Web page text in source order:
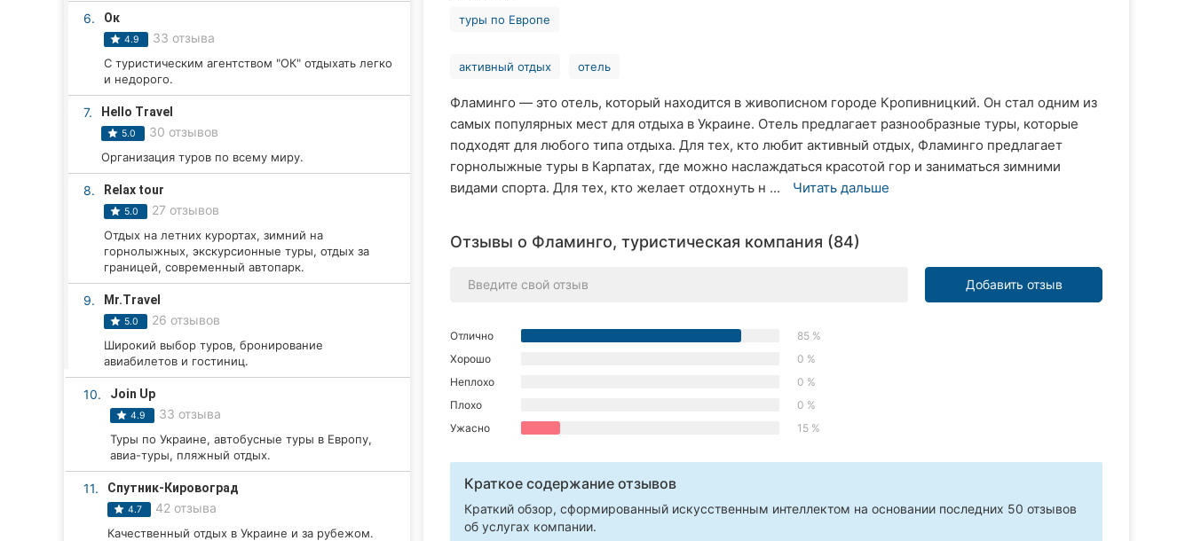
Запорожье
Николаев
Черновцы
6. Ок
4.9 33 отзыва
С туристическим агентством "ОК" отдыхать легко
и недорого.
7. Hello Travel
5.0 30 отзывов
Организация туров по всему миру.
8. Relax tour
5.0 27 отзывов
Отдых на летних курортах, зимний на
горнолыжных, экскурсионные туры, отдых за
границей, современный автопарк.
9. Mr.Travel
5.0 26 отзывов
Широкий выбор туров, бронирование
авиабилетов и гостиниц.
10. Join Up
4.9 33 отзыва
Туры по Украине, автобусные туры в Европу,
авиа-туры, пляжный отдых.
11. Спутник-Кировоград
4.7 42 отзыва
Качественный отдых в Украине и за рубежом.
туры по Европе
активный отдых отель
Фламинго — это отель, который находится в живописном городе Кропивницкий. Он стал одним из
самых популярных мест для отдыха в Украине. Отель предлагает разнообразные туры, которые
подходят для любого типа отдыха. Для тех, кто любит активный отдых, Фламинго предлагает
горнолыжные туры в Карпатах, где можно наслаждаться красотой гор и заниматься зимними
видами спорта. Для тех, кто желает отдохнуть н ...
Читать дальше
Отзывы о Фламинго, туристическая компания (84)
Добавить отзыв
Отлично
85 %
Хорошо
0 %
Неплохо
0 %
Плохо
0 %
Ужасно
15 %
Краткое содержание отзывов
Краткий обзор, сформированный искусственным интеллектом на основании последних 50 отзывов
об услугах компании.